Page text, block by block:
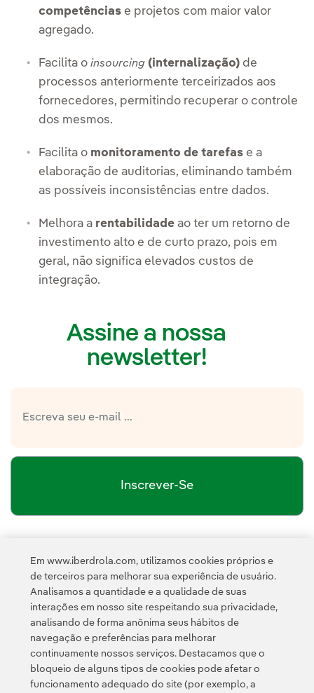
competências e projetos com maior valor
agregado.
Facilita o insourcing (internalização) de
processos anteriormente terceirizados aos
fornecedores, permitindo recuperar o controle
dos mesmos.
Facilita o monitoramento de tarefas e a
elaboração de auditorias, eliminando também
as possíveis inconsistências entre dados.
Melhora a rentabilidade ao ter um retorno de
investimento alto e de curto prazo, pois em
geral, não significa elevados custos de
integração.
Assine a nossa
newsletter!
Inscrever-Se
Esta página é protegida pelo reCAPTCHA e pela Política de
Privacidade
Termos de Serviço do Google
Contato Clientes Política de Privacidade Informação legal
Em www.iberdrola.com, utilizamos cookies próprios e
de terceiros para melhorar sua experiência de usuário.
Analisamos a quantidade e a qualidade de suas
interações em nosso site respeitando sua privacidade,
analisando de forma anônima seus hábitos de
navegação e preferências para melhorar
continuamente nossos serviços. Destacamos que o
bloqueio de alguns tipos de cookies pode afetar o
funcionamento adequado do site (por exemplo, a